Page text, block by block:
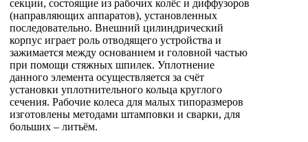
секции, состоящие из рабочих колёс и диффузоров
(направляющих аппаратов), установленных
последовательно. Внешний цилиндрический
корпус играет роль отводящего устройства и
зажимается между основанием и головной частью
при помощи стяжных шпилек. Уплотнение
данного элемента осуществляется за счёт
установки уплотнительного кольца круглого
сечения. Рабочие колеса для малых типоразмеров
изготовлены методами штамповки и сварки, для
больших – литьём.